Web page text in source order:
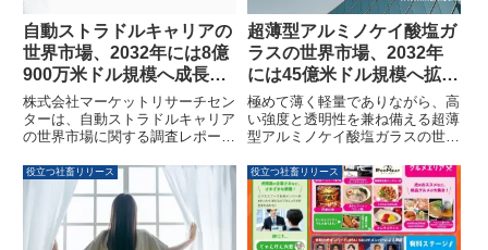
育を提供することを目指します。
自動ストラドルキャリアの
世界市場、2032年には8億
900万米ドル規模へ成長予
測
株式会社マーケットリサーチセン
ターは、自動ストラドルキャリア
の世界市場に関する調査レポート
年の5億3,800万米ドルから2032
年には8億900万米ドルに成長す
ると予測されており、その成長要
因や課題、セグメント別動向が詳
述されています。
超薄型アルミノケイ酸塩ガ
ラスの世界市場、2032年
には45億米ドル規模へ拡大
予測
極めて薄く軽量でありながら、高
い強度と透明性を兼ね備える超薄
型アルミノケイ酸塩ガラスの世界
ル規模に拡大すると予測されてい
ます。スマートフォンや自動車、
医療分野など幅広い産業での需要
増が市場成長を牽引しています。
役立つ社畜リリース 役立つ社畜リリース